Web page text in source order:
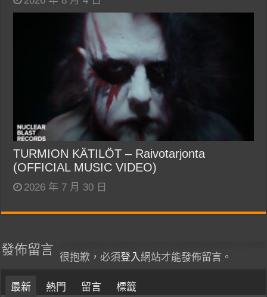
TURMION KÄTILÖT – Raivotarjonta
(OFFICIAL MUSIC VIDEO)
2026 年 7 月 30 日
發佈留言
很抱歉，必須登入網站才能發佈留言。
最新 熱門 留言 標籤